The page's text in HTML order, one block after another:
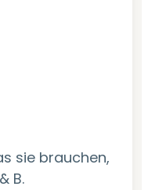
sie brauchen,
B.